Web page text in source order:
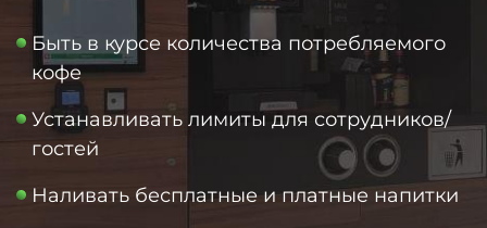
Быть в курсе количества потребляемого
кофе
Устанавливать лимиты для сотрудников/
гостей
Наливать бесплатные и платные напитки